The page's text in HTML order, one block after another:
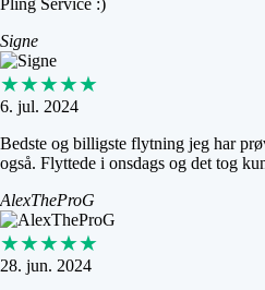
Signe
★★★★★
6. jul. 2024
Bedste og billigste flytning jeg har
også. Flyttede i onsdags og det tog
AlexTheProG
★★★★★
28. jun. 2024